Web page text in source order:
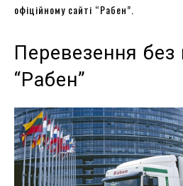
офіційному сайті “Рабен”.
Перевезення без
“Рабен”